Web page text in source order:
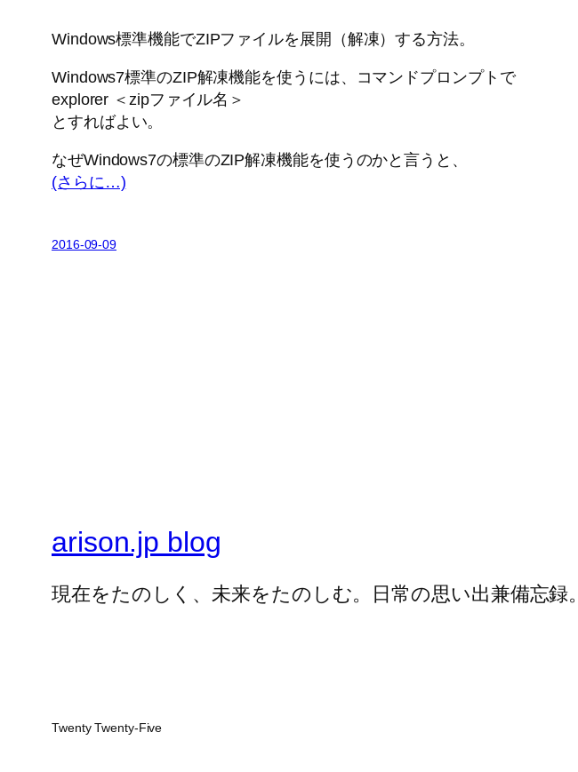
Windows標準機能でZIPファイルを展開（解凍）する方法。
Windows7標準のZIP解凍機能を使うには、コマンドプロンプトで
explorer ＜zipファイル名＞
とすればよい。
なぜWindows7の標準のZIP解凍機能を使うのかと言うと、
(さらに…)
2016-09-09
arison.jp blog
現在をたのしく、未来をたのしむ。日常の思い出兼備忘録。
Twenty Twenty-Five